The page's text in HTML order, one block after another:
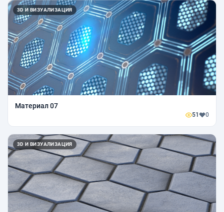
3D И ВИЗУАЛИЗАЦИЯ
Материал 07
51 0
3D И ВИЗУАЛИЗАЦИЯ